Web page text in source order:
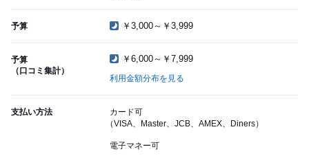
予算 ￥3,000～￥3,999
予算
（口コミ集計）
￥6,000～￥7,999
利用金額分布を見る
支払い方法
カード可
（VISA、Master、JCB、AMEX、Diners）
電子マネー可